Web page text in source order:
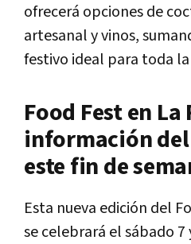
ofrecerá opciones de
artesanal y vinos,
festivo ideal para toda
Food Fest en
información
este fin de
Esta nueva edición del
se celebrará el sábado